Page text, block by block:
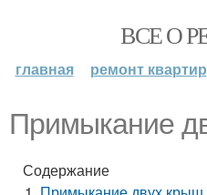
ВСЕ О
главная ремонт квартир
Примыкание
Содержание